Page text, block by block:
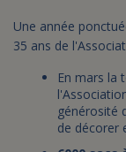
Une année
35 ans de
En mars la
générosité
de décorer